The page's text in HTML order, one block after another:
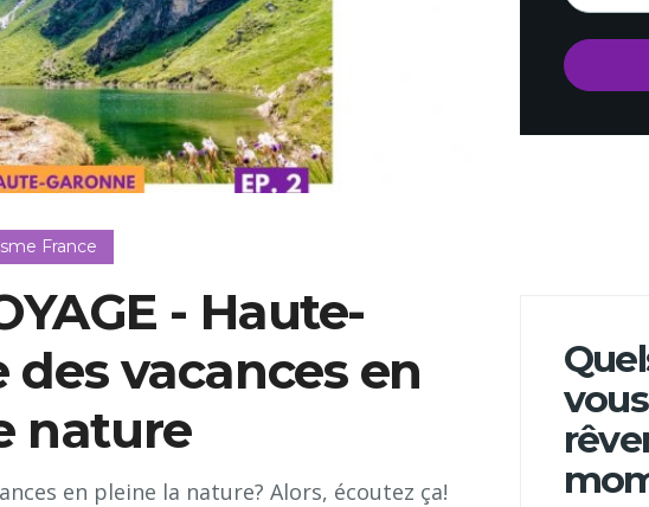
France
- Haute-
vacances en
nature
en pleine la nature? Alors, écoutez ça!